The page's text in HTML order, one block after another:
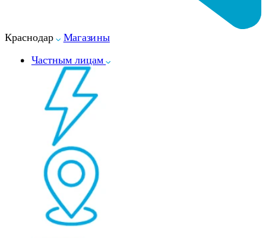
Краснодар
Магазины
Частным лицам